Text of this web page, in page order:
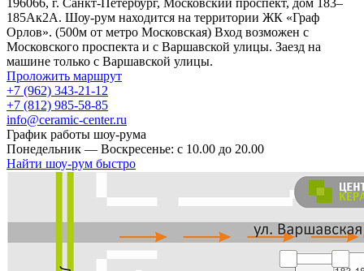
196066, г. Санкт-Петербург, Московский проспект, дом 183–
185Ак2А. Шоу-рум находится на территории ЖК «Граф
Орлов». (500м от метро Московская) Вход возможен с
Московского проспекта и с Варшавской улицы. Заезд на
машине только с Варшавской улицы.
Проложить маршрут
+7 (962) 343-21-12
+7 (812) 985-58-85
info@ceramic-center.ru
График работы шоу-рума
Понедельник — Воскресенье: с 10.00 до 20.00
Найти шоу-рум быстро